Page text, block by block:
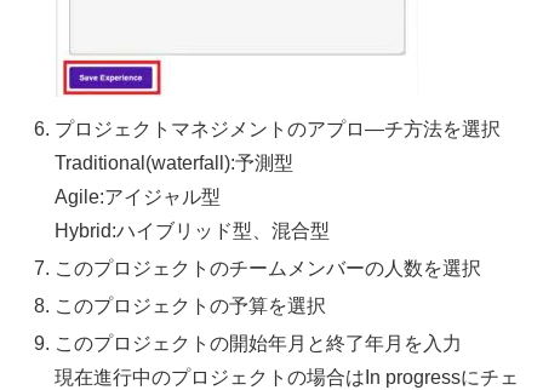
プロジェクトマネジメントのアプロ―チ方法を選択
Traditional(waterfall):予測型
Agile:アイジャル型
Hybrid:ハイブリッド型、混合型
このプロジェクトのチームメンバーの人数を選択
このプロジェクトの予算を選択
このプロジェクトの開始年月と終了年月を入力
現在進行中のプロジェクトの場合はIn progressにチェ